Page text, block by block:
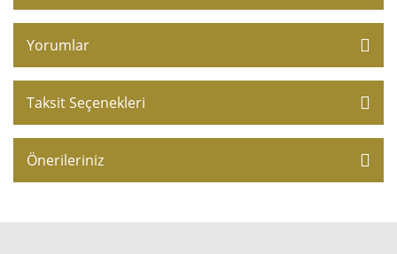
Yorumlar
Taksit Seçenekleri
Önerileriniz